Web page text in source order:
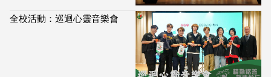
全校活動：巡迴心靈音樂會